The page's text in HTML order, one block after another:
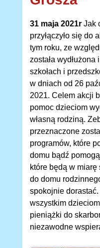
31 maja 2021r Jak
przyłączyło się do
tym roku, ze
została wydłużona
szkołach i
w dniach od 26
2021. Celem akcji
pomoc dzieciom
własną rodziną.
przeznaczone
programów, które
domu bądź
które będą w
do domu
spokojnie
wszystkim
pieniążki do
niezawodne